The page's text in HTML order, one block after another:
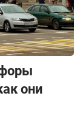
они